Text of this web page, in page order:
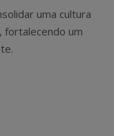
uma cultura
fortalecendo um